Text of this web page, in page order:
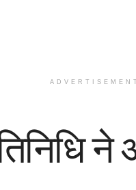
ADVERTISEMENT